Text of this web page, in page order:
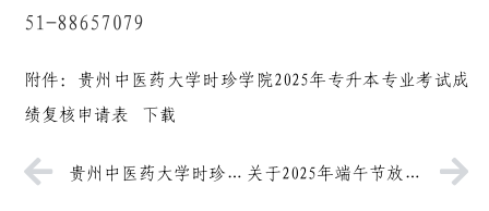
51-88657079
附件：贵州中医药大学时珍学院2025年专升本专业考试成
绩复核申请表
下载
贵州中医药大学时珍学院关于2025年普通专升本招考工作的严正声明 关于2025年端午节放假的通知